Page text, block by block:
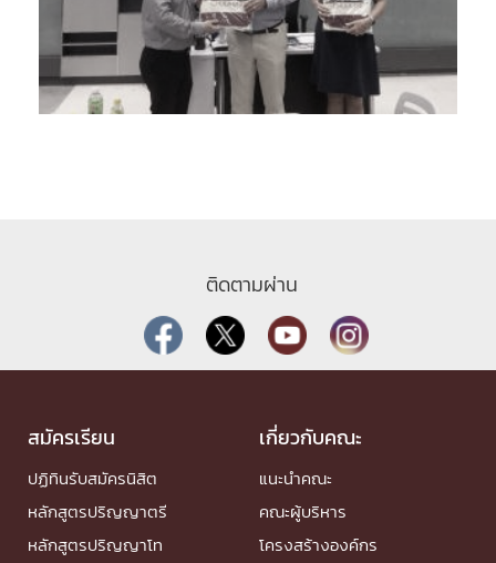
ติดตามผ่าน
สมัครเรียน
ปฏิทินรับสมัครนิสิต
หลักสูตรปริญญาตรี
หลักสูตรปริญญาโท
เกี่ยวกับคณะ
แนะนำคณะ
คณะผู้บริหาร
โครงสร้างองค์กร